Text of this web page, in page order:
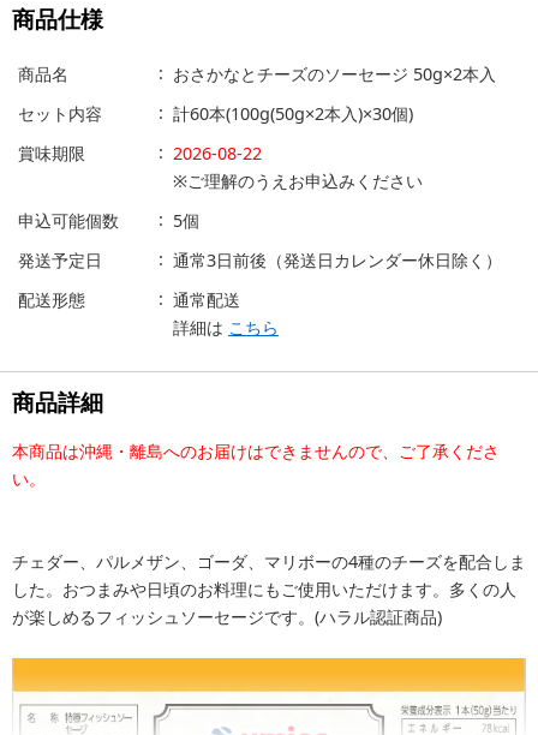
商品仕様
商品名
おさかなとチーズのソーセージ 50g×2本入
セット内容
計60本(100g(50g×2本入)×30個)
賞味期限
2026-08-22
※ご理解のうえお申込みください
申込可能個数
5個
発送予定日
通常3日前後（発送日カレンダー休日除く）
配送形態
通常配送
詳細は こちら
商品詳細
本商品は沖縄・離島へのお届けはできませんので、ご了承くださ
い。
チェダー、パルメザン、ゴーダ、マリボーの4種のチーズを配合しま
した。おつまみや日頃のお料理にもご使用いただけます。多くの人
が楽しめるフィッシュソーセージです。(ハラル認証商品)